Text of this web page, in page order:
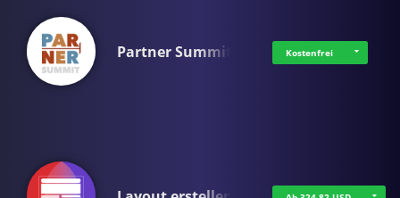
Partner Summit Kostenfrei